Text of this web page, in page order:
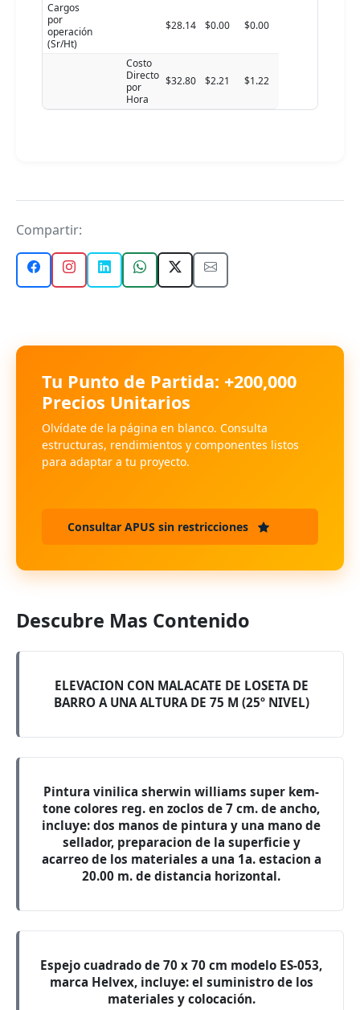
Cargos
por
operación
(Sr/Ht)
$28.14 $0.00 $0.00
Costo
Directo
por
Hora
$32.80 $2.21 $1.22
Compartir:
Tu Punto de Partida: +200,000
Precios Unitarios
Olvídate de la página en blanco. Consulta
estructuras, rendimientos y componentes listos
para adaptar a tu proyecto.
Consultar APUS sin restricciones
Descubre Mas Contenido
ELEVACION CON MALACATE DE LOSETA DE
BARRO A UNA ALTURA DE 75 M (25º NIVEL)
Pintura vinilica sherwin williams super kem-
tone colores reg. en zoclos de 7 cm. de ancho,
incluye: dos manos de pintura y una mano de
sellador, preparacion de la superficie y
acarreo de los materiales a una 1a. estacion a
20.00 m. de distancia horizontal.
Espejo cuadrado de 70 x 70 cm modelo ES-053,
marca Helvex, incluye: el suministro de los
materiales y colocación.